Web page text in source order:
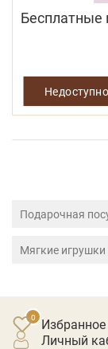
Бесплатные
Недоступно
Подарочная
Мягкие игрушки
Избранное
личный